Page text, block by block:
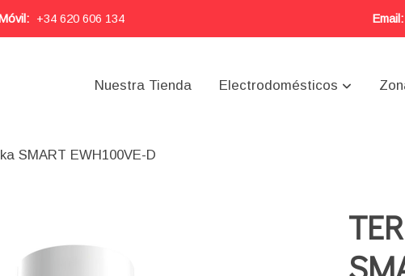
Móvil: +34 620 606 134 Email:
Nuestra Tienda Electrodomésticos
SMART EWH100VE-D